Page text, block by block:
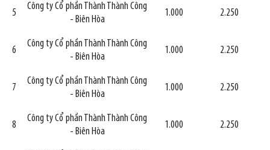
5
Công ty Cổ phần Thành Thành Công
- Biên Hòa
1.000 2.250
6
Công ty Cổ phần Thành Thành Công
- Biên Hòa
1.000 2.250
7
Công ty Cổ phần Thành Thành Công
- Biên Hòa
1.000 2.250
8
Công ty Cổ phần Thành Thành Công
- Biên Hòa
1.000 2.250